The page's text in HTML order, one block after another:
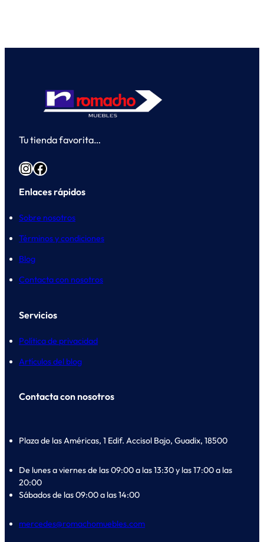
Tu tienda favorita…
InstagramFacebook
Enlaces rápidos
Sobre nosotros
Términos y condiciones
Blog
Contacta con nosotros
Servicios
Política de privacidad
Artículos del blog
Contacta con nosotros
Plaza de las Américas, 1 Edif. Accisol Bajo, Guadix, 18500
De lunes a viernes de las 09:00 a las 13:30 y las 17:00 a las
20:00
Sábados de las 09:00 a las 14:00
mercedes@romachomuebles.com